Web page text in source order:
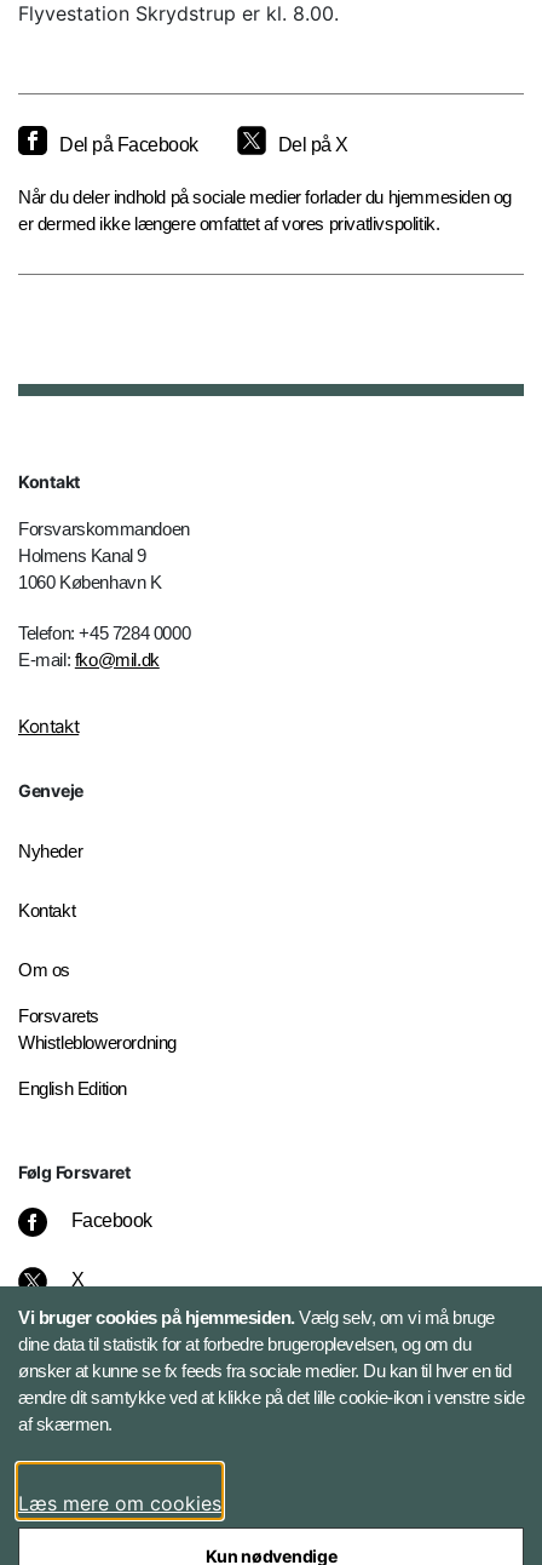
Flyvestation Skrydstrup er kl. 8.00.
Del på Facebook Del på X
Når du deler indhold på sociale medier forlader du hjemmesiden og
er dermed ikke længere omfattet af vores privatlivspolitik.
Kontakt
Forsvarskommandoen
Holmens Kanal 9
1060 København K
Telefon: +45 7284 0000
E-mail: fko@mil.dk
Kontakt
Genveje
Nyheder
Kontakt
Om os
Forsvarets
Whistleblowerordning
English Edition
Følg Forsvaret
Facebook
X
Instagram
Bluesky
LinkedIn
Vi bruger cookies på hjemmesiden.Vælg selv, om vi må bruge
dine data til statistik for at forbedre brugeroplevelsen, og om du
ønsker at kunne se fx feeds fra sociale medier. Du kan til hver en tid
ændre dit samtykke ved at klikke på det lille cookie-ikon i venstre side
af skærmen.
Læs mere om cookies
Kun nødvendige